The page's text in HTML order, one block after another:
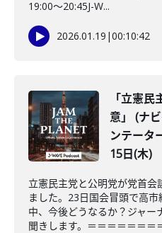
19:00～20:45J-W...
2026.01.19 |00:10:42
「立憲
意」 (ナ
ンテータ
15日(木)
立憲民主党と公明党が党首
ました。23日国会冒頭で高
中、今後どうなるか？ジャー
聞きします。＝＝＝＝＝＝＝